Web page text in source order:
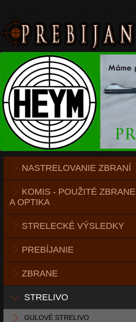
NASTRELOVANIE ZBRANÍ
KOMIS - POUŽITÉ ZBRANE
A OPTIKA
STRELECKÉ VÝSLEDKY
PREBÍJANIE
ZBRANE
STRELIVO
GULOVÉ STRELIVO